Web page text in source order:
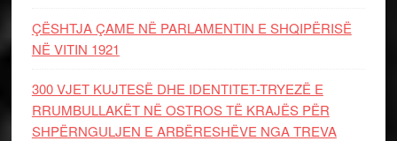
ÇËSHTJA ÇAME NË PARLAMENTIN E SHQIPËRISË
NË VITIN 1921
300 VJET KUJTESË DHE IDENTITET-TRYEZË E
RRUMBULLAKËT NË OSTROS TË KRAJËS PËR
SHPËRNGULJEN E ARBËRESHËVE NGA TREVA